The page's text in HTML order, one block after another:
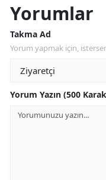
Yorumlar
Takma Ad
Yorum yapmak için,
Yorum Yazın (500